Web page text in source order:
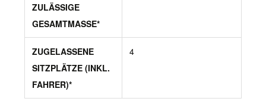
ZULÄSSIGE
GESAMTMASSE*
ZUGELASSENE
SITZPLÄTZE (INKL.
FAHRER)*
4